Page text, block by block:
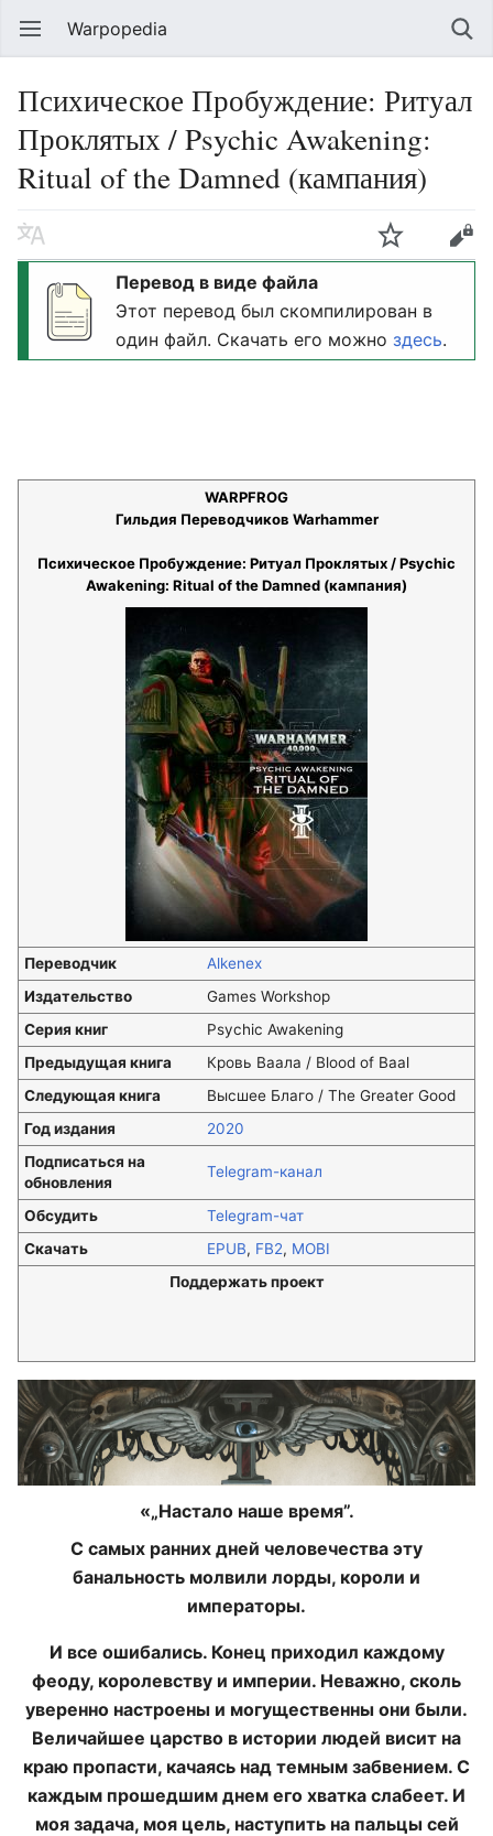
Warpopedia
Психическое Пробуждение: Ритуал
Проклятых / Psychic Awakening:
Ritual of the Damned (кампания)
Перевод в виде файла
Этот перевод был скомпилирован в
один файл. Скачать его можно здесь.
WARPFROG
Гильдия Переводчиков Warhammer
Психическое Пробуждение: Ритуал Проклятых / Psychic
Awakening: Ritual of the Damned (кампания)
Переводчик
Alkenex
Издательство
Games Workshop
Серия книг
Psychic Awakening
Предыдущая книга
Кровь Ваала / Blood of Baal
Следующая книга
Высшее Благо / The Greater Good
Год издания
2020
Подписаться на
обновления
Telegram-канал
Обсудить
Telegram-чат
Скачать
EPUB, FB2, MOBI
Поддержать проект
«„Настало наше время”.
С самых ранних дней человечества эту
банальность молвили лорды, короли и
императоры.
И все ошибались. Конец приходил каждому
феоду, королевству и империи. Неважно, сколь
уверенно настроены и могущественны они были.
Величайшее царство в истории людей висит на
краю пропасти, качаясь над темным забвением. С
каждым прошедшим днем его хватка слабеет. И
моя задача, моя цель, наступить на пальцы сей